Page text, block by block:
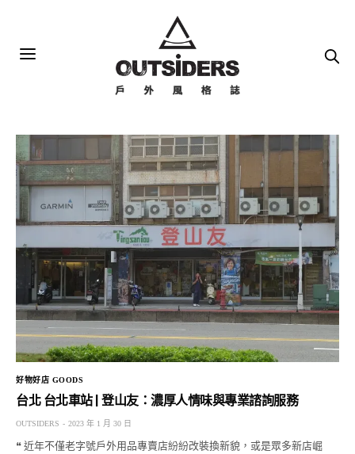
好物好店 GOODS
台北 台北車站 | 登山友：濃厚人情味與專業諮詢服務
OUTSIDERS 2023 年 1 月 30 日
❝ 近年不僅老字號戶外用品專賣店紛紛改裝換新貌，或是眾多新店崛